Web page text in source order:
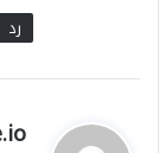
رد
ي